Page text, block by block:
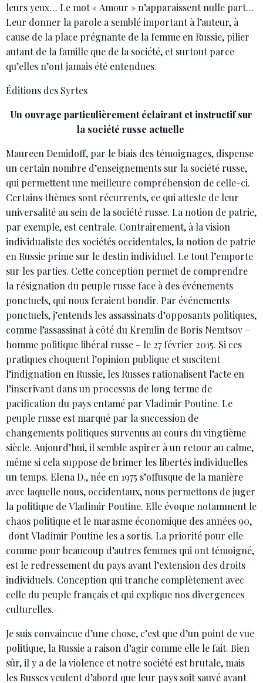
leurs yeux… Le mot « Amour » n’apparaissent nulle part…
Leur donner la parole a semblé important à l’auteur, à
cause de la place prégnante de la femme en Russie, pilier
autant de la famille que de la société, et surtout parce
qu’elles n’ont jamais été entendues.
Éditions des Syrtes
Un ouvrage particulièrement éclairant et instructif sur
la société russe actuelle
Maureen Demidoff, par le biais des témoignages, dispense
un certain nombre d’enseignements sur la société russe,
qui permettent une meilleure compréhension de celle-ci.
Certains thèmes sont récurrents, ce qui atteste de leur
universalité au sein de la société russe. La notion de patrie,
par exemple, est centrale. Contrairement, à la vision
individualiste des sociétés occidentales, la notion de patrie
en Russie prime sur le destin individuel. Le tout l’emporte
sur les parties. Cette conception permet de comprendre
la résignation du peuple russe face à des événements
ponctuels, qui nous feraient bondir. Par événements
ponctuels, j’entends les assassinats d’opposants politiques,
comme l’assassinat à côté du Kremlin de Boris Nemtsov –
homme politique libéral russe – le 27 février 2015. Si ces
pratiques choquent l’opinion publique et suscitent
l’indignation en Russie, les Russes rationalisent l’acte en
l’inscrivant dans un processus de long terme de
pacification du pays entamé par Vladimir Poutine. Le
peuple russe est marqué par la succession de
changements politiques survenus au cours du vingtième
siècle. Aujourd’hui, il semble aspirer à un retour au calme,
même si cela suppose de brimer les libertés individuelles
un temps. Elena D., née en 1975 s’offusque de la manière
avec laquelle nous, occidentaux, nous permettons de juger
la politique de Vladimir Poutine. Elle évoque notamment le
chaos politique et le marasme économique des années 90,
dont Vladimir Poutine les a sortis. La priorité pour elle
comme pour beaucoup d’autres femmes qui ont témoigné,
est le redressement du pays avant l’extension des droits
individuels. Conception qui tranche complètement avec
celle du peuple français et qui explique nos divergences
culturelles.
Je suis convaincue d’une chose, c’est que d’un point de vue
politique, la Russie a raison d’agir comme elle le fait. Bien
sûr, il y a de la violence et notre société est brutale, mais
les Russes veulent d’abord que leur pays soit sauvé avant